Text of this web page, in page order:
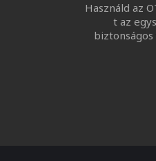
Használd az
t az
biztonságos